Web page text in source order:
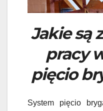
Jakie są
pracy
pięcio
System pięcio